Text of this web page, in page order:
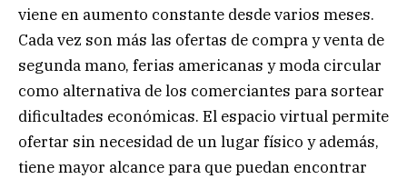
viene en aumento constante desde varios meses.
Cada vez son más las ofertas de compra y venta de
segunda mano, ferias americanas y moda circular
como alternativa de los comerciantes para sortear
dificultades económicas. El espacio virtual permite
ofertar sin necesidad de un lugar físico y además,
tiene mayor alcance para que puedan encontrar